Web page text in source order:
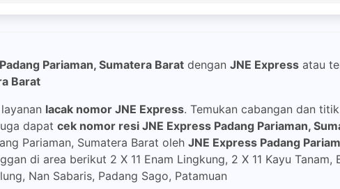
Padang Pariaman, Sumatera Barat dengan JNE Express atau
Barat
lacak nomor JNE Express. Temukan cabangan dan
dapat cek nomor resi JNE Express Padang Pariaman,
Pariaman, Sumatera Barat oleh JNE Express Padang
di area berikut 2 X 11 Enam Lingkung, 2 X 11 Kayu
Nan Sabaris, Padang Sago, Patamuan